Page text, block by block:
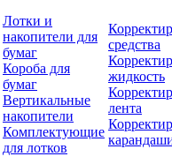
Лотки и
накопители для
бумаг
Короба для
бумаг
Вертикальные
накопители
Комплектующие
для лотков
средства
жидкость
лента